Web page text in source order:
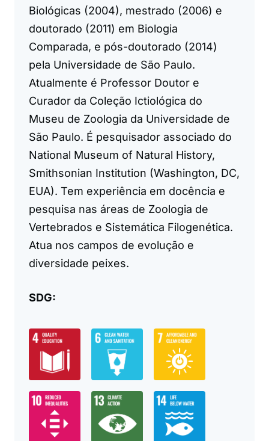
Biológicas (2004), mestrado (2006) e
doutorado (2011) em Biologia
Comparada, e pós-doutorado (2014)
pela Universidade de São Paulo.
Atualmente é Professor Doutor e
Curador da Coleção Ictiológica do
Museu de Zoologia da Universidade de
São Paulo. É pesquisador associado do
National Museum of Natural History,
Smithsonian Institution (Washington, DC,
EUA). Tem experiência em docência e
pesquisa nas áreas de Zoologia de
Vertebrados e Sistemática Filogenética.
Atua nos campos de evolução e
diversidade peixes.
SDG: